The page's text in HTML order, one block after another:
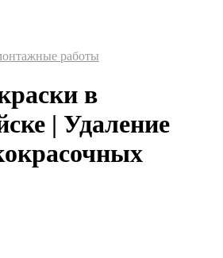
работы
в
| Удаление